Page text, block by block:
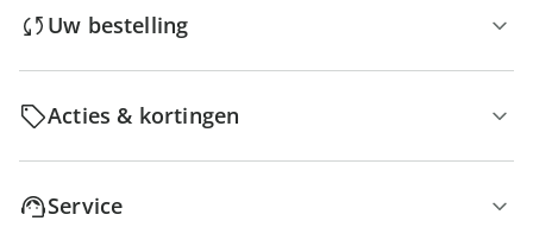
Uw bestelling
Acties & kortingen
Service